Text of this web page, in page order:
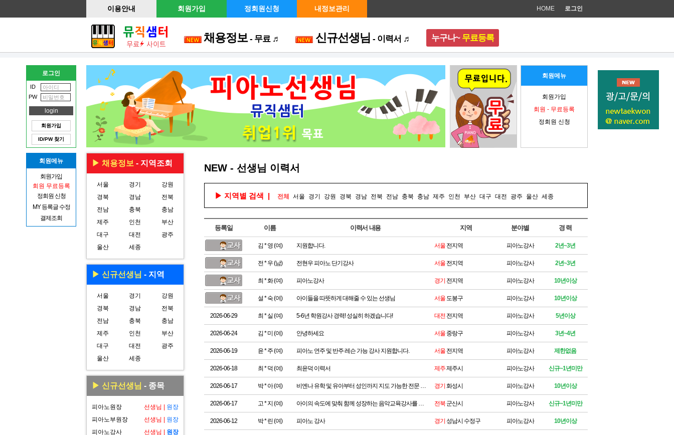
로그인
HOME
이용안내 회원가입 정회원신청 내정보관리
채용정보- 무료 ♬ 신규선생님 - 이력서 ♬ 누구나~ 무료등록
회원메뉴
회원가입
회원 - 무료등록
정회원 신청
▶ 채용정보 - 지역조회
서울 경기
강원
경북
경남
전북
전남
충북
충남
제주
인천
부산
대구
대전
광주
울산
세종
▶ 신규선생님 - 지역
서울 경기
강원
경북
경남
전북
전남
충북
충남
제주
인천
부산
대구
대전
광주
울산
세종
▶ 신규선생님 - 종목
피아노원장 선생님
원장
피아노부원장
선생님
원장
피아노강사
선생님
원장
NEW - 선생님 이력서
▶ 지역별 검색 | 전체 서울 경기 강원 경북 경남 전북 전남 충북 충남 제주 인천 부산 대구 대전 광주 울산 세종
등록일 이름 이력서 내용 지역 분야별 경 력
김 * 영 (여) 지원합니다. 서울 전지역 피아노강사 2년~3년
전 * 우 (남) 전현우 피아노 단기강사 서울 전지역 피아노강사 2년~3년
최 * 화 (여) 피아노강사 경기 전지역 피아노강사 10년이상
설 * 숙 (여) 아이들을 따뜻하게 대해줄 수 있는 선생님 서울 도봉구 피아노강사 10년이상
2026-06-29 최 * 실 (여) 5-6년 학원강사 경력! 성실히 하겠습니다! 대전 전지역 피아노강사 5년이상
2026-06-24 김 * 미 (여) 안녕하세요 서울 중랑구 피아노강사 3년~4년
2026-06-19 윤 * 주 (여) 피아노 연주 및 반주 레슨 가능 강사 지원합니다. 서울 전지역 피아노강사 제한없음
2026-06-18 최 * 덕 (여) 최윤덕 이력서 제주제주시 피아노강사 신규~1년미만
2026-06-17 박 * 아 (여) 비엔나 유학 및 유아부터 성인까지 지도 가능한 전문 강사 경기 화성시 피아노강사 10년이상
2026-06-17 고 * 지 (여) 아이의 속도에 맞춰 함께 성장하는 음악교육강사를 꿈꾸는 고예지 입니다. 전북 군산시 피아노강사 신규~1년미만
2026-06-12 박 * 린 (여) 피아노 강사 경기 성남시 수정구 피아노강사 10년이상
로그인
ID
PW
회원가입
ID/PW 찾기
회원메뉴
회원가입
회원 무료등록
정회원 신청
MY 등록글 수정
결제조회